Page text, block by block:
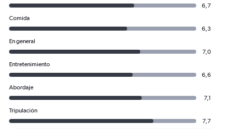
6,7
Comida
6,3
En general
7,0
Entretenimiento
6,6
Abordaje
7,1
Tripulación
7,7